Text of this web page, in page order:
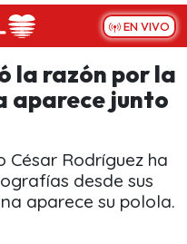
EN VIVO
la razón por la
aparece junto
César Rodríguez ha
desde sus
aparece su polola.